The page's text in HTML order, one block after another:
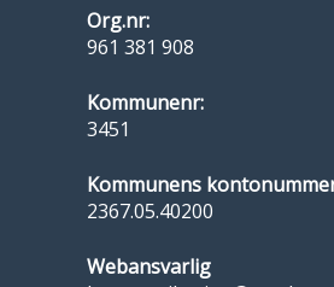
Org.nr:
961 381 908
Kommunenr:
3451
Kommunens
2367.05.40200
Webansvarlig